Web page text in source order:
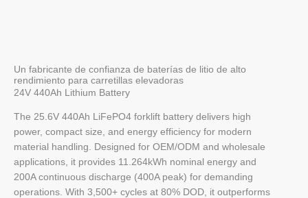
Un fabricante de confianza de baterías de litio de alto
rendimiento para carretillas elevadoras
24V 440Ah Lithium Battery
The 25.6V 440Ah LiFePO4 forklift battery delivers high
power, compact size, and energy efficiency for modern
material handling. Designed for OEM/ODM and wholesale
applications, it provides 11.264kWh nominal energy and
200A continuous discharge (400A peak) for demanding
operations. With 3,500+ cycles at 80% DOD, it outperforms